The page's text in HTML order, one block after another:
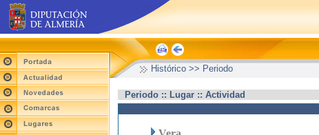
Histórico >> Periodo
Periodo :: Lugar :: Actividad